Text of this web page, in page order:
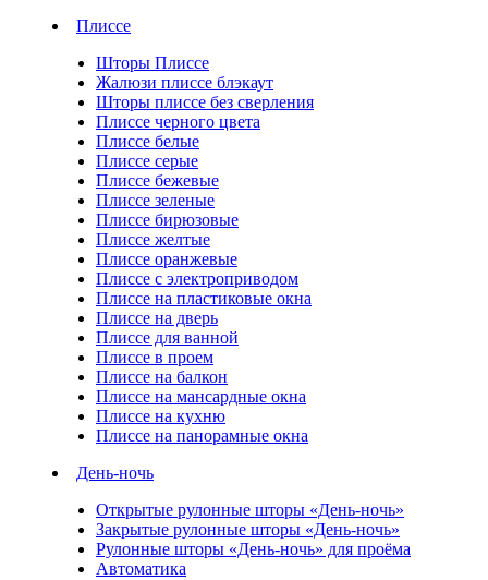
Плиссе
Шторы Плиссе
Жалюзи плиссе блэкаут
Шторы плиссе без сверления
Плиссе черного цвета
Плиссе белые
Плиссе серые
Плиссе бежевые
Плиссе зеленые
Плиссе бирюзовые
Плиссе желтые
Плиссе оранжевые
Плиссе с электроприводом
Плиссе на пластиковые окна
Плиссе на дверь
Плиссе для ванной
Плиссе в проем
Плиссе на балкон
Плиссе на мансардные окна
Плиссе на кухню
Плиссе на панорамные окна
День-ночь
Открытые рулонные шторы «День-ночь»
Закрытые рулонные шторы «День-ночь»
Рулонные шторы «День-ночь» для проёма
Автоматика